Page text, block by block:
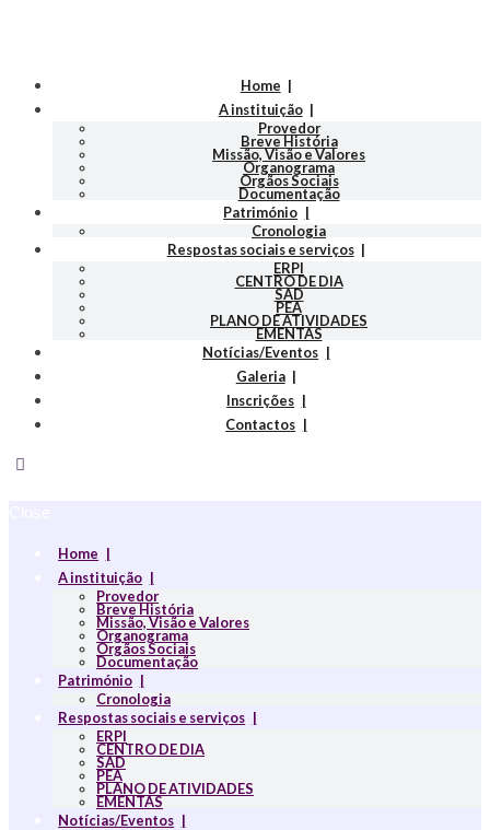
Home
A instituição
Provedor
Breve História
Missão, Visão e Valores
Organograma
Orgãos Sociais
Documentação
Património
Cronologia
Respostas sociais e serviços
ERPI
CENTRO DE DIA
SAD
PEA
PLANO DE ATIVIDADES
EMENTAS
Notícias/Eventos
Galeria
Inscrições
Contactos
Home
A instituição
Provedor
Breve História
Missão, Visão e Valores
Organograma
Orgãos Sociais
Documentação
Património
Cronologia
Respostas sociais e serviços
ERPI
CENTRO DE DIA
SAD
PEA
PLANO DE ATIVIDADES
EMENTAS
Notícias/Eventos